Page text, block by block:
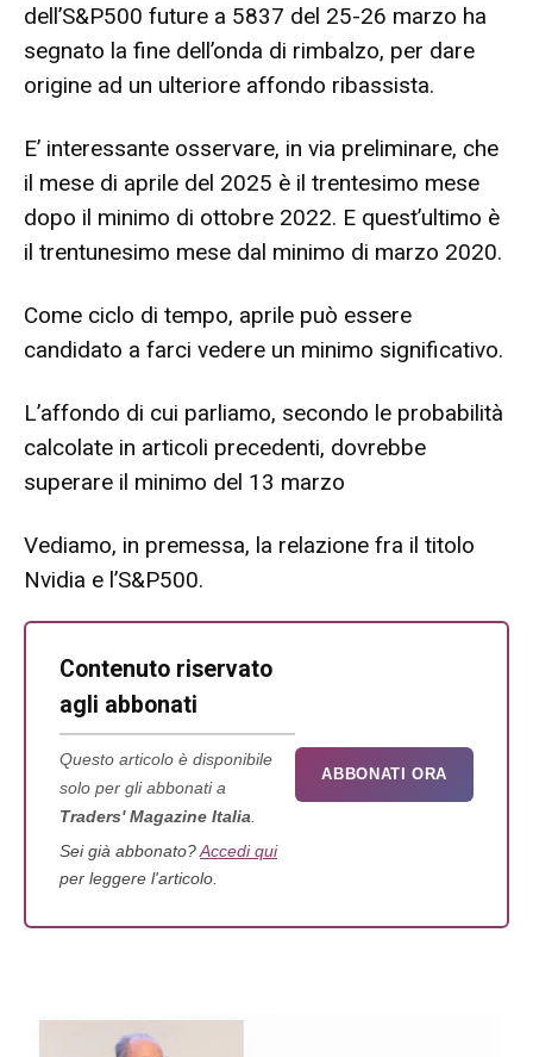
dell’S&P500 future a 5837 del 25-26 marzo ha
segnato la fine dell’onda di rimbalzo, per dare
origine ad un ulteriore affondo ribassista.
E’ interessante osservare, in via preliminare, che
il mese di aprile del 2025 è il trentesimo mese
dopo il minimo di ottobre 2022. E quest’ultimo è
il trentunesimo mese dal minimo di marzo 2020.
Come ciclo di tempo, aprile può essere
candidato a farci vedere un minimo significativo.
L’affondo di cui parliamo, secondo le probabilità
calcolate in articoli precedenti, dovrebbe
superare il minimo del 13 marzo
Vediamo, in premessa, la relazione fra il titolo
Nvidia e l’S&P500.
Contenuto riservato
agli abbonati
Questo articolo è disponibile
solo per gli abbonati a
Traders' Magazine Italia
Sei già abbonato? Accedi qui
per leggere l'articolo.
ABBONATI ORA